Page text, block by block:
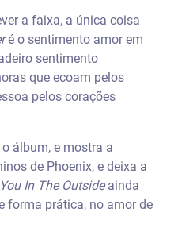
a faixa, a única coisa
é o sentimento amor em
sentimento
que ecoam pelos
pelos corações
álbum, e mostra a
de Phoenix, e deixa a
In The Outsideainda
forma prática, no amor de